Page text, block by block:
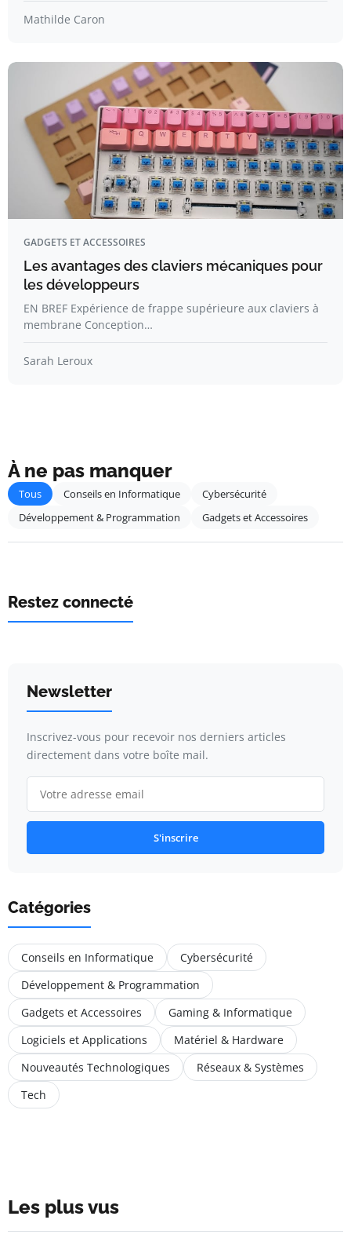
Mathilde Caron
GADGETS ET ACCESSOIRES
Les avantages des claviers mécaniques pour
les développeurs
EN BREF Expérience de frappe supérieure aux claviers à
membrane Conception…
Sarah Leroux
À ne pas manquer
Tous Conseils en Informatique
Cybersécurité
Développement & Programmation
Gadgets et Accessoires
Restez connecté
Newsletter
Inscrivez-vous pour recevoir nos derniers articles
directement dans votre boîte mail.
S'inscrire
Catégories
Conseils en Informatique
Cybersécurité
Développement & Programmation
Gadgets et Accessoires
Gaming & Informatique
Logiciels et Applications
Matériel & Hardware
Nouveautés Technologiques
Réseaux & Systèmes
Tech
Les plus vus